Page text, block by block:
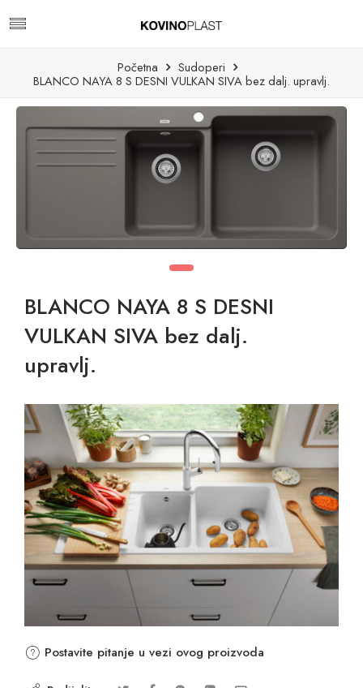
Početna
Sudoperi
BLANCO NAYA 8 S DESNI VULKAN SIVA bez dalj. upravlj.
BLANCO NAYA 8 S DESNI
VULKAN SIVA bez dalj.
upravlj.
Postavite pitanje u vezi ovog proizvoda